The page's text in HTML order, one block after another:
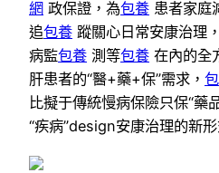
網 政保證，為包養 患者家庭
追包養 蹤關心日常安康治理
病監包養 測等包養 在內的全
肝患者的“醫+藥+保”需求，
比擬于傳統慢病保險只保“藥
“疾病”design安康治理的新形